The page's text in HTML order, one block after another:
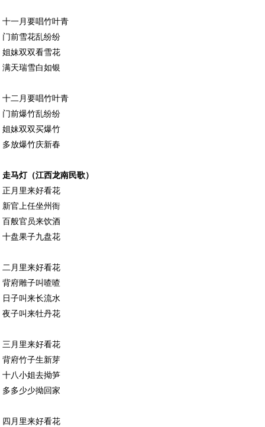
十一月要唱竹叶青
门前雪花乱纷纷
姐妹双双看雪花
满天瑞雪白如银
十二月要唱竹叶青
门前爆竹乱纷纷
姐妹双双买爆竹
多放爆竹庆新春
走马灯（江西龙南民歌）
正月里来好看花
新官上任坐州衙
百般官员来饮酒
十盘果子九盘花
二月里来好看花
背府雕子叫喳喳
日子叫来长流水
夜子叫来牡丹花
三月里来好看花
背府竹子生新芽
十八小姐去拗笋
多多少少拗回家
四月里来好看花